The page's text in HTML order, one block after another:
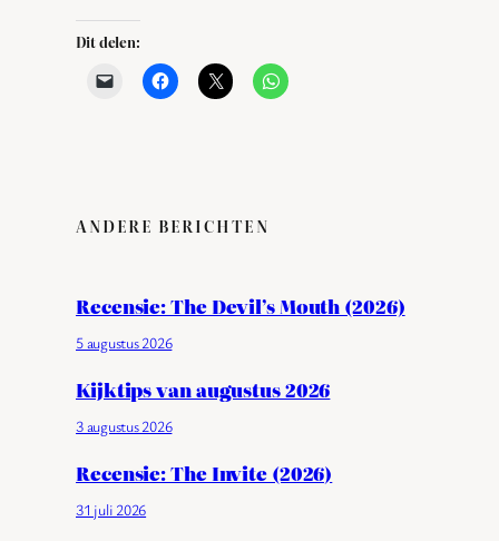
Dit delen:
ANDERE BERICHTEN
Recensie: The Devil’s Mouth (2026)
5 augustus 2026
Kijktips van augustus 2026
3 augustus 2026
Recensie: The Invite (2026)
31 juli 2026